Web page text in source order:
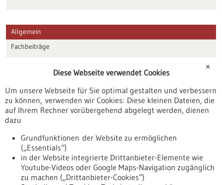
Allgemein
Fachbeiträge
Veranstaltungen
Erscheinungsdatum
✕
Diese Webseite verwendet Cookies
Um unsere Webseite für Sie optimal gestalten und verbessern
zu können, verwenden wir Cookies: Diese kleinen Dateien, die
auf Ihrem Rechner vorübergehend abgelegt werden, dienen
dazu
Grundfunktionen der Website zu ermöglichen
(„Essentials“)
in der Website integrierte Drittanbieter-Elemente wie
Youtube-Videos oder Google Maps-Navigation zugänglich
zu machen („Drittanbieter-Cookies“)